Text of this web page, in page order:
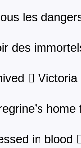
les
des
 Victoria
in blood